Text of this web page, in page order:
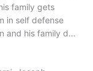
family gets
in self defense
and his family d...